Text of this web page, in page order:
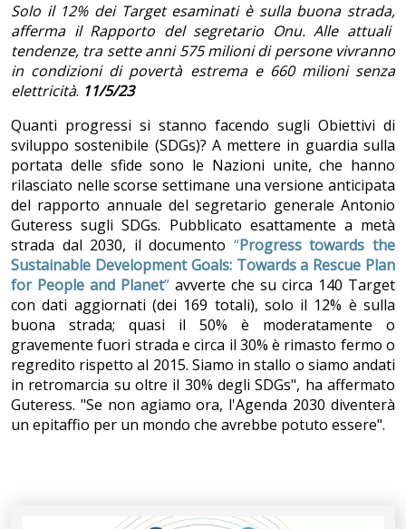
Solo il 12% dei Target esaminati è sulla buona strada,
afferma il Rapporto del segretario Onu. Alle attuali
tendenze, tra sette anni 575 milioni di persone vivranno
in condizioni di povertà estrema e 660 milioni senza
elettricità. 11/5/23
Quanti progressi si stanno facendo sugli Obiettivi di
sviluppo sostenibile (SDGs)? A mettere in guardia sulla
portata delle sfide sono le Nazioni unite, che hanno
rilasciato nelle scorse settimane una versione anticipata
del rapporto annuale del segretario generale Antonio
Guteress sugli SDGs. Pubblicato esattamente a metà
strada dal 2030, il documento “Progress towards the
Sustainable Development Goals: Towards a Rescue Plan
for People and Planet” avverte che su circa 140 Target
con dati aggiornati (dei 169 totali), solo il 12% è sulla
buona strada; quasi il 50% è moderatamente o
gravemente fuori strada e circa il 30% è rimasto fermo o
regredito rispetto al 2015. Siamo in stallo o siamo andati
in retromarcia su oltre il 30% degli SDGs", ha affermato
Guteress. "Se non agiamo ora, l'Agenda 2030 diventerà
un epitaffio per un mondo che avrebbe potuto essere".